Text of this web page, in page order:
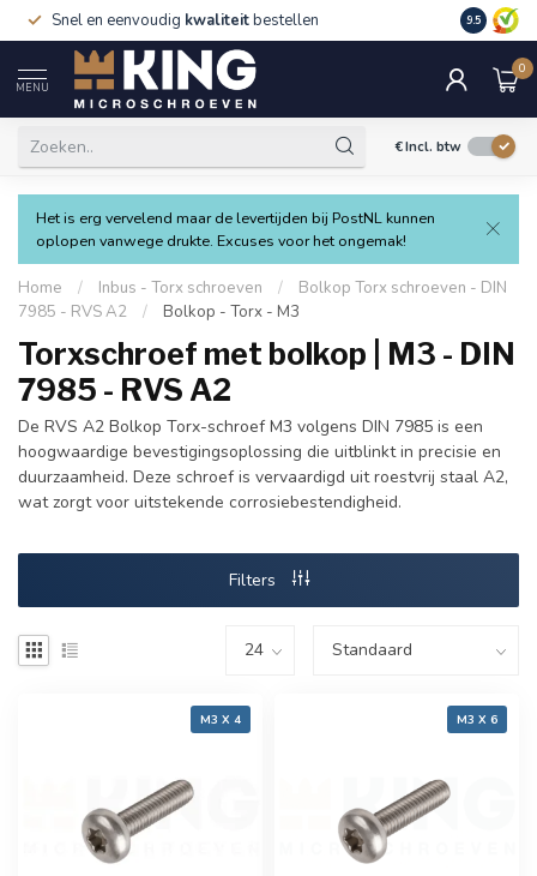
Snel en eenvoudig kwaliteitbestellen 9.5
MENU
0
€Incl. btw
Het is erg vervelend maar de levertijden bij PostNL kunnen
oplopen vanwege drukte. Excuses voor het ongemak!
Home / Inbus - Torx schroeven /
Bolkop Torx schroeven - DIN
7985 - RVS A2
/ Bolkop - Torx - M3
Torxschroef met bolkop | M3 - DIN
7985 - RVS A2
De RVS A2 Bolkop Torx-schroef M3 volgens DIN 7985 is een
hoogwaardige bevestigingsoplossing die uitblinkt in precisie en
duurzaamheid. Deze schroef is vervaardigd uit roestvrij staal A2,
wat zorgt voor uitstekende corrosiebestendigheid.
Filters
M3 X 4 M3 X 6